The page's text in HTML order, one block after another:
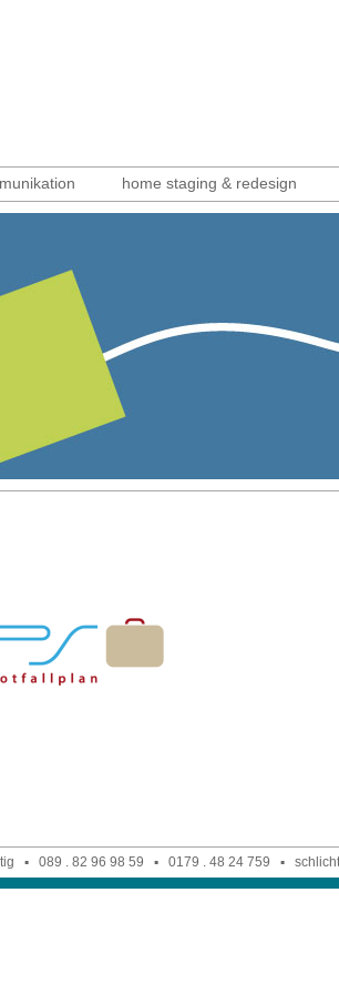
home staging & redesign
▪ 089 . 82 96 98 59 ▪ 0179 . 48 24 759 ▪